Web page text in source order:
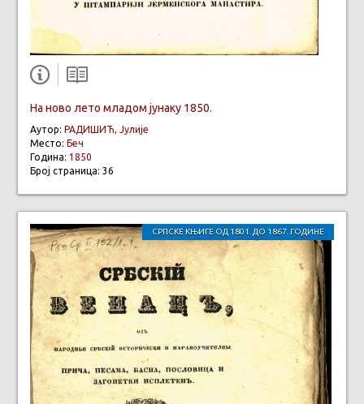
На ново лето младом јунаку 1850.
Аутор: РАДИШИЋ, Јулије
Место: Беч
Година: 1850
Број страница: 36
СРПСКЕ КЊИГЕ ОД 1801. ДО 1867. ГОДИНЕ